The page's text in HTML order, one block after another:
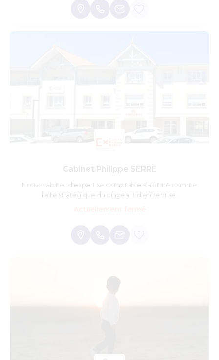
Cabinet Philippe SERRE
Notre cabinet d'expertise comptable s’affirme comme
l’allié stratégique du dirigeant d’entreprise.